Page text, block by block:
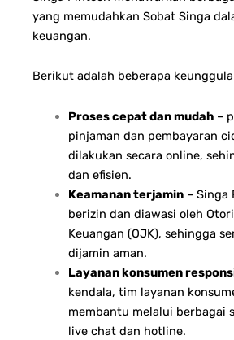
yang memudahkan Sobat Singa
keuangan.
Berikut adalah beberapa
Proses cepat dan mudah–
pinjaman dan pembayaran
dilakukan secara online,
dan efisien.
Keamanan terjamin– Singa
berizin dan diawasi oleh
Keuangan (OJK), sehingga
dijamin aman.
Layanan konsumen
kendala, tim layanan
membantu melalui berbagai
live chat dan hotline.